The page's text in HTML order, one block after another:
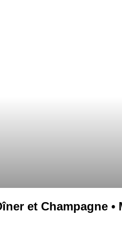
et Champagne •